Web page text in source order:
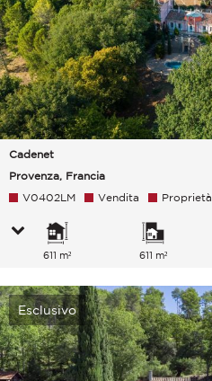
Cadenet
Provenza, Francia
V0402LM Vendita Proprietà
611 m² 611 m²
Esclusivo